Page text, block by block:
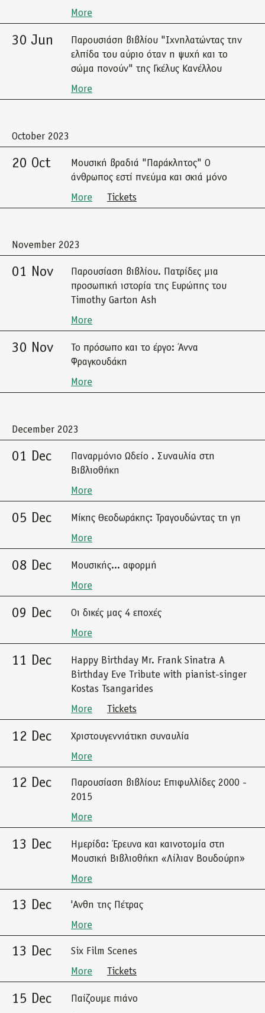
More
30 Jun
Παρουσιάση βιβλίου "Ιχνηλατώντας την
ελπίδα του αύριο όταν η ψυχή και το
σώμα πονούν" της Γκέλυς Κανέλλου
More
October 2023
20 Oct
Μουσική βραδιά "Παράκλητος" Ο
άνθρωπος εστί πνεύμα και σκιά μόνο
More
Tickets
November 2023
01 Nov
Παρουσίαση βιβλίου. Πατρίδες μια
προσωπική ιστορία της Ευρώπης του
Timothy Garton Ash
More
30 Nov
Το πρόσωπο και το έργο: Άννα
Φραγκουδάκη
More
December 2023
01 Dec
Παναρμόνιο Ωδείο . Συναυλία στη
Βιβλιοθήκη
More
05 Dec
Μίκης Θεοδωράκης: Τραγουδώντας τη γη
More
08 Dec
Μουσικής... αφορμή
More
09 Dec
Οι δικές μας 4 εποχές
More
11 Dec
Happy Birthday Mr. Frank Sinatra A
Birthday Eve Tribute with pianist-singer
Kostas Tsangarides
More
Tickets
12 Dec
Χριστουγεννιάτικη συναυλία
More
12 Dec
Παρουσίαση βιβλίου: Επιφυλλίδες 2000 -
2015
More
13 Dec
Ημερίδα: Έρευνα και καινοτομία στη
Μουσική Βιβλιοθήκη «Λίλιαν Βουδούρη»
More
13 Dec
'Ανθη της Πέτρας
More
13 Dec
Six Film Scenes
More
Tickets
15 Dec
Παίζουμε πιάνο